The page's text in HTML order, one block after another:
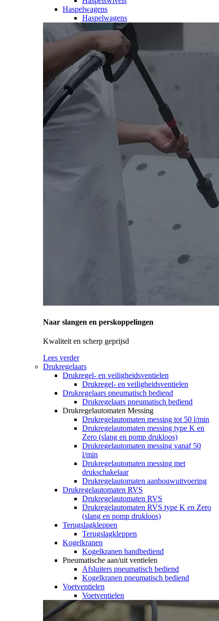
Haspelwagens
Haspelwagens
Naar slangen en perskoppelingen
Kwaliteit en scherp geprijsd
Lees verder
Drukregelaars
Drukregel- en veiligheidsventielen
Drukregel- en veiligheidsventielen
Drukregelaars pneumatisch bediend
Drukregelaars pneumatisch bediend
Drukregelautomaten Messing
Drukregelautomaten messing tot 50 l/min
Drukregelautomaten messing type K en
Zero (slang en pomp drukloos)
Drukregelautomaten messing vanaf 50
l/min
Drukregelautomaten messing met
drukschakelaar
Drukregelautomaten aanbouwuitvoering
Drukregelautomaten RVS
Drukregelautomaten RVS
Drukregelautomaten RVS type K en Zero
(slang en pomp drukloos)
Terugslagkleppen
Terugslagkleppen
Kogelkranen
Kogelkranen handbediend
Pneumatische aan/uit ventielen
Afsluiters pneumatisch bediend
Kogelkranen pneumatisch bediend
Voetventielen
Voetventielen